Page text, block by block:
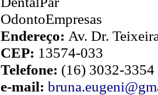
OdontoEmpresas
Endereço: Av. Dr.
CEP: 13574-033
Telefone: (16) 3032-3354
e-mail: